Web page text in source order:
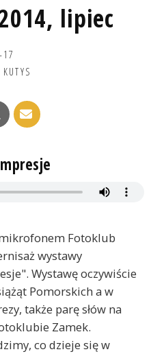
lipiec
Fotoklub
wystawy
Wystawę oczywiście
Pomorskich a w
także parę słów na
Zamek.
co dzieje się w